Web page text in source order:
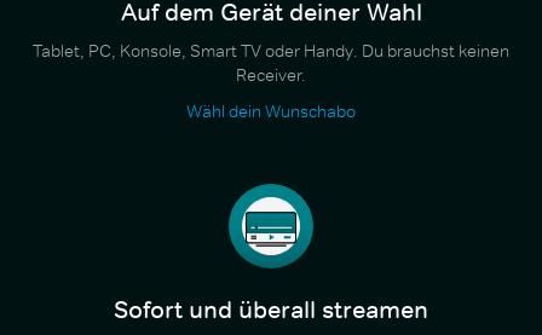
Auf dem Gerät deiner Wahl
Tablet, PC, Konsole, Smart TV oder Handy. Du brauchst keinen
Receiver.
Wähl dein Wunschabo
Sofort und überall streamen